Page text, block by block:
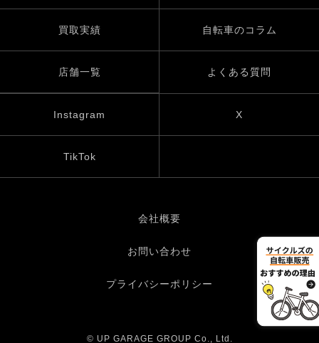
買取実績 自転車のコラム
店舗一覧 よくある質問
Instagram X
TikTok
会社概要
お問い合わせ
プライバシーポリシー
© UP GARAGE GROUP Co., Ltd.